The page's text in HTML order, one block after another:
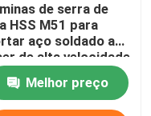
de serra de
HSS M51 para
aço soldado a
de alta velocidade
Melhor preço